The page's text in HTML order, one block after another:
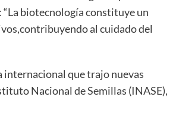
“La biotecnología constituye un
al cuidado del
internacional que trajo nuevas
Nacional de Semillas (INASE),